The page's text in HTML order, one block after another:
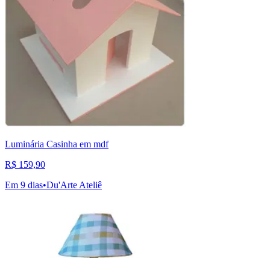
Luminária Casinha em mdf
R$ 159,90
Em 9 dias•Du'Arte Ateliê